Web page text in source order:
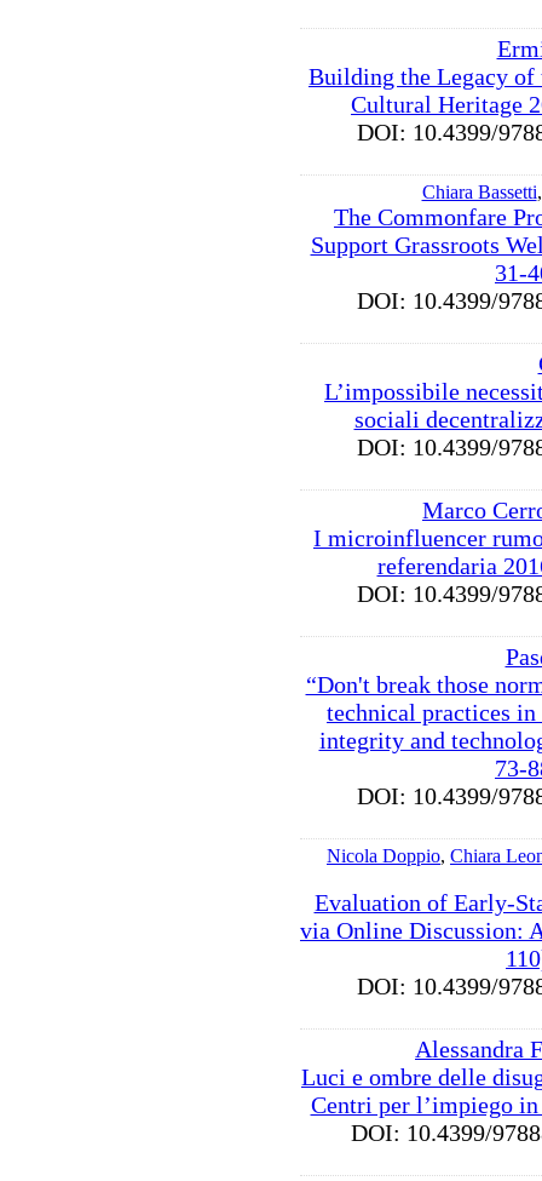
Building the Legacy of
Cultural Heritage
DOI: 10.4399/
Chiara Bassetti
The Commonfare
Support Grassroots
31-
DOI: 10.4399/
L’impossibile
sociali
DOI: 10.4399/
Marco
I microinfluencer
referendaria
DOI: 10.4399/
“Don't break those
technical practices
integrity and
73-
DOI: 10.4399/
Nicola Doppio, Chiara
Evaluation of Early-
via Online Discussion:
DOI: 10.4399/
Alessandra
Luci e ombre delle
Centri per l’impiego
DOI: 10.4399/